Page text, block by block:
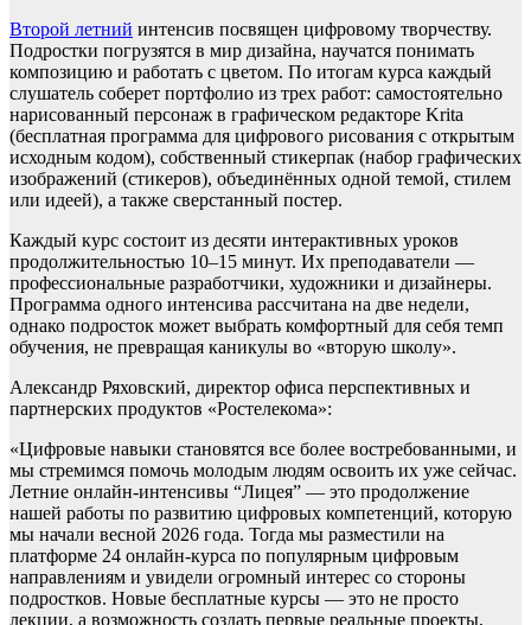
Второй летний интенсив посвящен цифровому творчеству.
Подростки погрузятся в мир дизайна, научатся понимать
композицию и работать с цветом. По итогам курса каждый
слушатель соберет портфолио из трех работ: самостоятельно
нарисованный персонаж в графическом редакторе Krita
(бесплатная программа для цифрового рисования с открытым
исходным кодом), собственный стикерпак (набор графических
изображений (стикеров), объединённых одной темой, стилем
или идеей), а также сверстанный постер.
Каждый курс состоит из десяти интерактивных уроков
продолжительностью 10–15 минут. Их преподаватели —
профессиональные разработчики, художники и дизайнеры.
Программа одного интенсива рассчитана на две недели,
однако подросток может выбрать комфортный для себя темп
обучения, не превращая каникулы во «вторую школу».
Александр Ряховский, директор офиса перспективных и
партнерских продуктов «Ростелекома»:
«Цифровые навыки становятся все более востребованными, и
мы стремимся помочь молодым людям освоить их уже сейчас.
Летние онлайн-интенсивы “Лицея” — это продолжение
нашей работы по развитию цифровых компетенций, которую
мы начали весной 2026 года. Тогда мы разместили на
платформе 24 онлайн-курса по популярным цифровым
направлениям и увидели огромный интерес со стороны
подростков. Новые бесплатные курсы — это не просто
лекции, а возможность создать первые реальные проекты,